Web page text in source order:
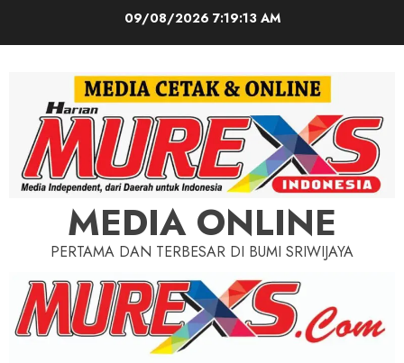
09/08/2026 7:19:15 AM
MEDIA ONLINE
PERTAMA DAN TERBESAR DI BUMI SRIWIJAYA